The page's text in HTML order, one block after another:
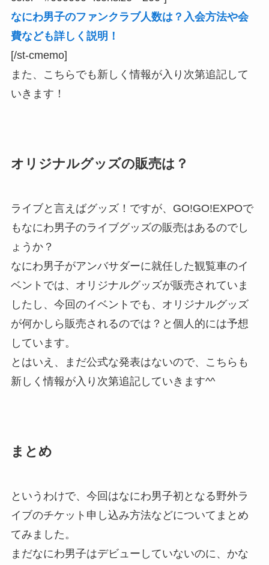
なにわ男子のファンクラブ人数は？入会方法や会
費なども詳しく説明！
[/st-cmemo]
また、こちらでも新しく情報が入り次第追記して
いきます！
オリジナルグッズの販売は？
ライブと言えばグッズ！ですが、GO!GO!EXPOで
もなにわ男子のライブグッズの販売はあるのでし
ょうか？
なにわ男子がアンバサダーに就任した観覧車のイ
ベントでは、オリジナルグッズが販売されていま
したし、今回のイベントでも、オリジナルグッズ
が何かしら販売されるのでは？と個人的には予想
しています。
とはいえ、まだ公式な発表はないので、こちらも
新しく情報が入り次第追記していきます^^
まとめ
というわけで、今回はなにわ男子初となる野外ラ
イブのチケット申し込み方法などについてまとめ
てみました。
まだなにわ男子はデビューしていないのに、かな